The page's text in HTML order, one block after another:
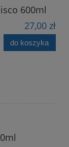
600ml
27,00 zł
do koszyka